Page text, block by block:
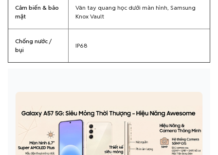
Cảm biến & bảo
mật
Vân tay quang học dưới màn hình, Samsung
Knox Vault
Chống nước /
bụi
IP68